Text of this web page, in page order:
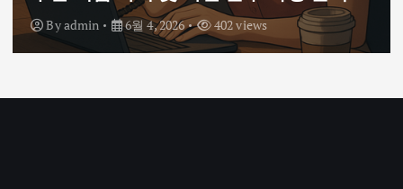
Byadmin 6월 4, 2026 402 views